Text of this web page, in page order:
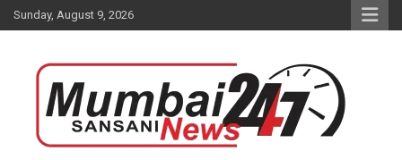
Skip
to
Sunday, August 9, 2026